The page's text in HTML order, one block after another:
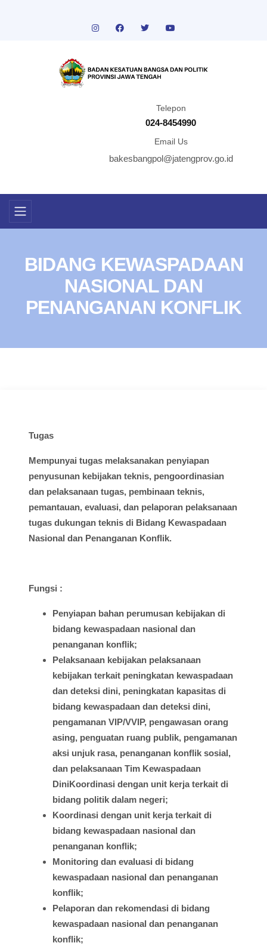
Telepon
024-8454990
Email Us
bakesbangpol@jatengprov.go.id
BIDANG KEWASPADAAN
NASIONAL DAN
PENANGANAN KONFLIK
Tugas
Mempunyai tugas melaksanakan penyiapan
penyusunan kebijakan teknis, pengoordinasian
dan pelaksanaan tugas, pembinaan teknis,
pemantauan, evaluasi, dan pelaporan pelaksanaan
tugas dukungan teknis di Bidang Kewaspadaan
Nasional dan Penanganan Konflik.
Fungsi :
Penyiapan bahan perumusan kebijakan di
bidang kewaspadaan nasional dan
penanganan konflik;
Pelaksanaan kebijakan pelaksanaan
kebijakan terkait peningkatan kewaspadaan
dan deteksi dini, peningkatan kapasitas di
bidang kewaspadaan dan deteksi dini,
pengamanan VIP/VVIP, pengawasan orang
asing, penguatan ruang publik, pengamanan
aksi unjuk rasa, penanganan konflik sosial,
dan pelaksanaan Tim Kewaspadaan
DiniKoordinasi dengan unit kerja terkait di
bidang politik dalam negeri;
Koordinasi dengan unit kerja terkait di
bidang kewaspadaan nasional dan
penanganan konflik;
Monitoring dan evaluasi di bidang
kewaspadaan nasional dan penanganan
konflik;
Pelaporan dan rekomendasi di bidang
kewaspadaan nasional dan penanganan
konflik;